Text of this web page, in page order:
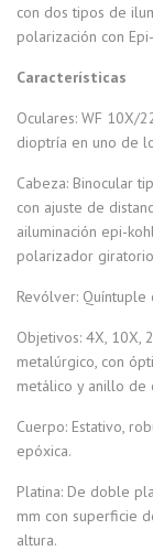
con dos tipos de
polarización con
Características
Oculares: WF 10X/
dioptría en uno de
Cabeza: Binocular
con ajuste de
ailuminación epi-
polarizador
Revólver:
Objetivos: 4X, 10X,
metalúrgico, con
metálico y anillo de
Cuerpo: Estativo,
epóxica.
Platina: De doble
mm con superficie
altura.